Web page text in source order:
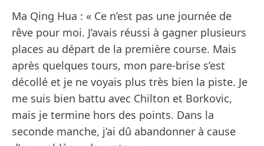
Ma Qing Hua : « Ce n’est pas une journée de
rêve pour moi. J’avais réussi à gagner plusieurs
places au départ de la première course. Mais
après quelques tours, mon pare-brise s’est
décollé et je ne voyais plus très bien la piste. Je
me suis bien battu avec Chilton et Borkovic,
mais je termine hors des points. Dans la
seconde manche, j’ai dû abandonner à cause